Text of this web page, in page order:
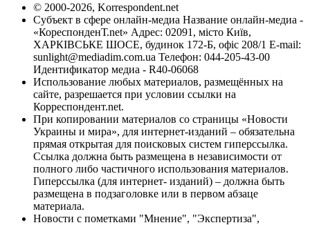
© 2000-2026, Korrespondent.net
Субъект в сфере онлайн-медиа Название онлайн-медиа -
«КореспонденТ.net» Адрес: 02091, місто Київ,
ХАРКІВСЬКЕ ШОСЕ, будинок 172-Б, офіс 208/1 E-mail:
sunlight@mediadim.com.ua Телефон: 044-205-43-00
Идентификатор медиа - R40-06068
Использование любых материалов, размещённых на
сайте, разрешается при условии ссылки на
Корреспондент.net.
При копировании материалов со страницы «Новости
Украины и мира», для интернет-изданий – обязательна
прямая открытая для поисковых систем гиперссылка.
Ссылка должна быть размещена в независимости от
полного либо частичного использования материалов.
Гиперссылка (для интернет- изданий) – должна быть
размещена в подзаголовке или в первом абзаце
материала.
Новости с пометками "Мнение", "Экспертиза",